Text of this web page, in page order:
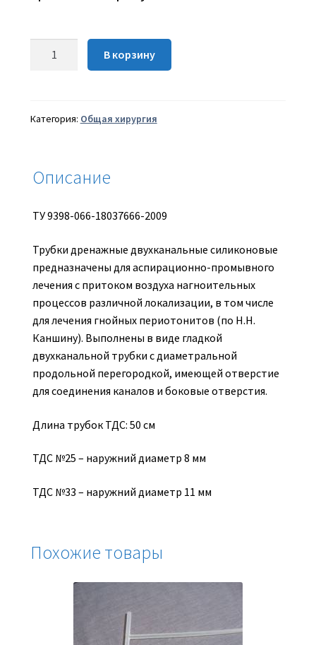
Количество
силиконовые
В корзину
Категория: Общая хирургия
Описание
ТУ 9398-066-18037666-2009
Трубки дренажные двухканальные силиконовые
предназначены для аспирационно-промывного
лечения с притоком воздуха нагноительных
процессов различной локализации, в том числе
для лечения гнойных периотонитов (по Н.Н.
Каншину). Выполнены в виде гладкой
двухканальной трубки с диаметральной
продольной перегородкой, имеющей отверстие
для соединения каналов и боковые отверстия.
Длина трубок ТДС: 50 см
ТДС №25 – наружний диаметр 8 мм
ТДС №33 – наружний диаметр 11 мм
Похожие товары